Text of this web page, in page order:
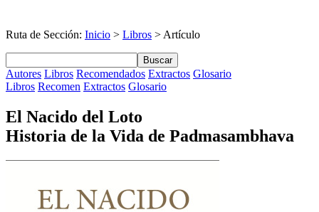
Ruta de Sección: Inicio > Libros > Artículo
Buscar
Autores Libros Recomendados Extractos Glosario
Libros Recomen Extractos Glosario
El Nacido del Loto
Historia de la Vida de Padmasambhava